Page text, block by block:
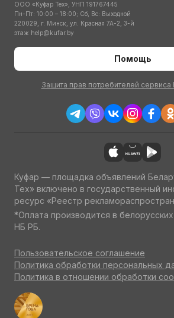
ООО «Куфар Тех», УНП 191767445
Пн-Пт: 10:00 – 18:00; Сб, Вс: Выходной
220029, г. Минск, ул. Красная 7А-2, 3-й
этаж help@kufar.by
Помощь
Защита прав потребителей
Куфар — площадка объявлений
Тех» включено в государственный
ресурс «Реестр
*Оплата производится в
НБ РБ.
Пользовательское соглашение
Политика обработки персональных
Политика в отношении обработки